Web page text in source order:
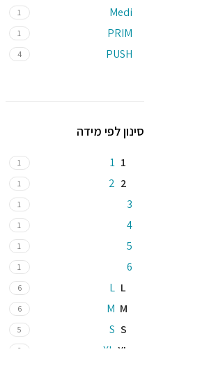
Medi
1
PRIM
1
PUSH
4
סינון לפי מידה
1
1
1
2
2
1
3
1
4
1
5
1
6
1
L
L
6
M
M
6
S
S
5
XL
XL
2